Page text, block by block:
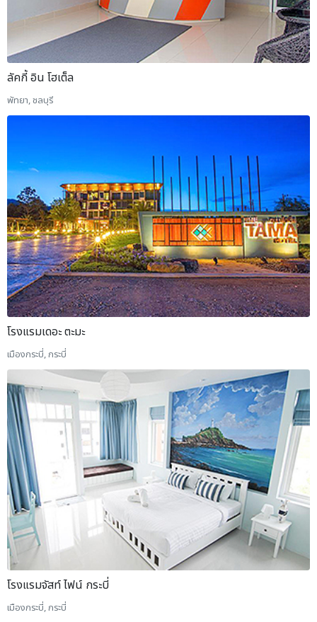
ลัคกี้ อิน โฮเต็ล
พัทยา, ชลบุรี
โรงแรมเดอะ ตะมะ
เมืองกระบี่, กระบี่
โรงแรมจัสท์ ไฟน์ กระบี่
เมืองกระบี่, กระบี่